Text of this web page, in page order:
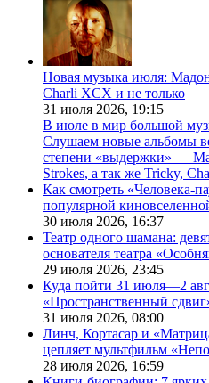
Новая музыка июля:
Charli XCX и не только
31 июля 2026, 19:15
В июле в мир большой
Слушаем новые альбомы
степени «выдержки» —
Strokes, а так же Tricky,
Как смотреть «Человека-
популярной
30 июля 2026, 16:37
Театр одного шамана:
основателя театра
29 июля 2026, 23:45
Куда пойти 31 июля—2
«Пространственный
31 июля 2026, 08:00
Линч, Кортасар и
цепляет мультфильм
28 июля 2026, 16:59